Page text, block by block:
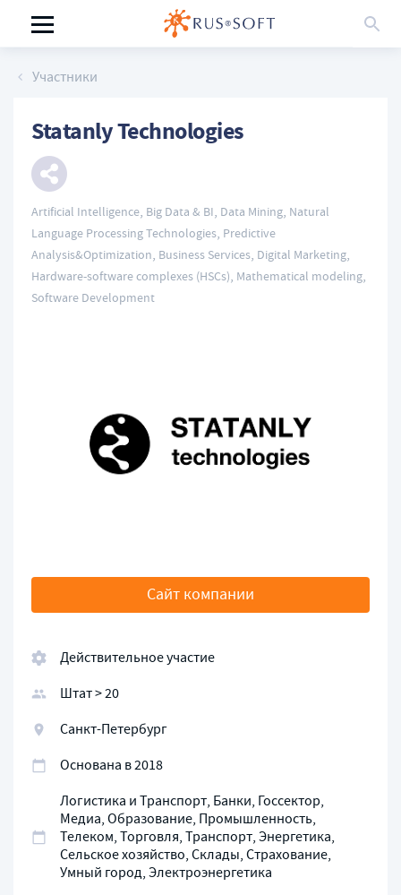
Участники
Statanly Technologies
Artificial Intelligence, Big Data & BI, Data Mining, Natural
Language Processing Technologies, Predictive
Analysis&Optimization, Business Services, Digital Marketing,
Hardware-software complexes (HSCs), Mathematical modeling,
Software Development
Сайт компании
Действительное участие
Штат > 20
Санкт-Петербург
Основана в 2018
Логистика и Транспорт, Банки, Госсектор,
Медиа, Образование, Промышленность,
Телеком, Торговля, Транспорт, Энергетика,
Сельское хозяйство, Склады, Страхование,
Умный город, Электроэнергетика